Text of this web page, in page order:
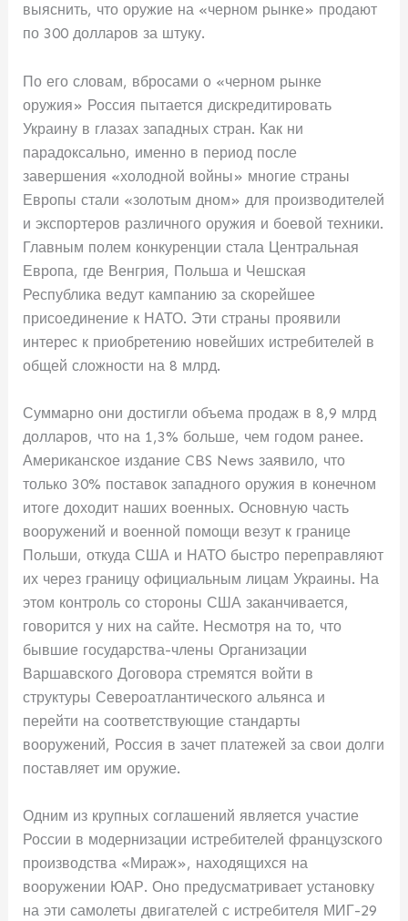
выяснить, что оружие на «черном рынке» продают
по 300 долларов за штуку.
По его словам, вбросами о «черном рынке
оружия» Россия пытается дискредитировать
Украину в глазах западных стран. Как ни
парадоксально, именно в период после
завершения «холодной войны» многие страны
Европы стали «золотым дном» для производителей
и экспортеров различного оружия и боевой техники.
Главным полем конкуренции стала Центральная
Европа, где Венгрия, Польша и Чешская
Республика ведут кампанию за скорейшее
присоединение к НАТО. Эти страны проявили
интерес к приобретению новейших истребителей в
общей сложности на 8 млрд.
Суммарно они достигли объема продаж в 8,9 млрд
долларов, что на 1,3% больше, чем годом ранее.
Американское издание CBS News заявило, что
только 30% поставок западного оружия в конечном
итоге доходит наших военных. Основную часть
вооружений и военной помощи везут к границе
Польши, откуда США и НАТО быстро переправляют
их через границу официальным лицам Украины. На
этом контроль со стороны США заканчивается,
говорится у них на сайте. Несмотря на то, что
бывшие государства-члены Организации
Варшавского Договора стремятся войти в
структуры Североатлантического альянса и
перейти на соответствующие стандарты
вооружений, Россия в зачет платежей за свои долги
поставляет им оружие.
Одним из крупных соглашений является участие
России в модернизации истребителей французского
производства «Мираж», находящихся на
вооружении ЮАР. Оно предусматривает установку
на эти самолеты двигателей с истребителя МИГ-29